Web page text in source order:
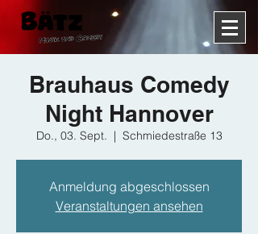
Brauhaus Comedy
Night Hannover
Do., 03. Sept.
  |
Schmiedestraße 13
Anmeldung abgeschlossen
Veranstaltungen ansehen